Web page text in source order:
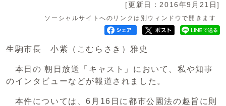
[更新日：2016年9月21日]
ソーシャルサイトへのリンクは別ウィンドウで開きます
生駒市長 小紫（こむらさき）雅史
本日の 朝日放送「キャスト」において、私や知事
のインタビューなどが報道されました。
本件については、6月16日に都市公園法の趣旨に則